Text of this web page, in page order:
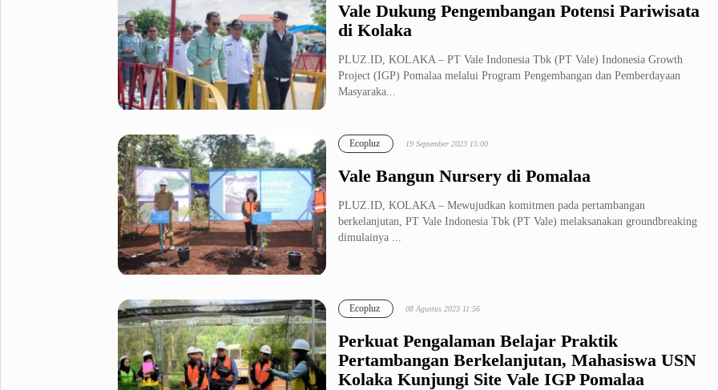
Vale Dukung Pengembangan Potensi Pariwisata
di Kolaka
PLUZ.ID, KOLAKA – PT Vale Indonesia Tbk (PT Vale) Indonesia Growth
Project (IGP) Pomalaa melalui Program Pengembangan dan Pemberdayaan
Masyaraka...
Vale Bangun Nursery di Pomalaa
Ecopluz 19 September 2023 15:00
PLUZ.ID, KOLAKA – Mewujudkan komitmen pada pertambangan
berkelanjutan, PT Vale Indonesia Tbk (PT Vale) melaksanakan groundbreaking
dimulainya ...
Perkuat Pengalaman Belajar Praktik
Pertambangan Berkelanjutan, Mahasiswa USN
Kolaka Kunjungi Site Vale IGP Pomalaa
Ecopluz 08 Agustus 2023 11:56